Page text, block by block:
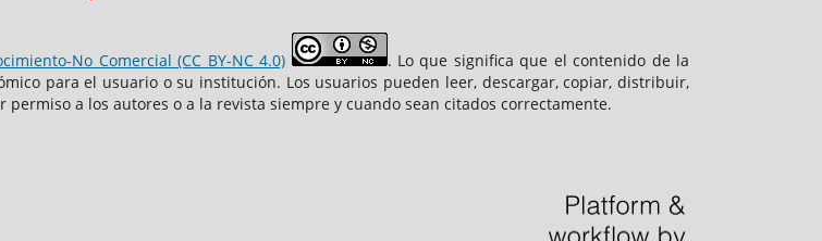
No Comercial (CC BY-NC 4.0)
. Lo que significa que el contenido de la
para el usuario o su institución. Los usuarios pueden leer, descargar, copiar, distribuir,
a los autores o a la revista siempre y cuando sean citados correctamente.